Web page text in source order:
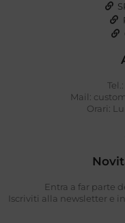
Mail:
Orari:
Entra a far parte
Iscriviti alla newsletter e